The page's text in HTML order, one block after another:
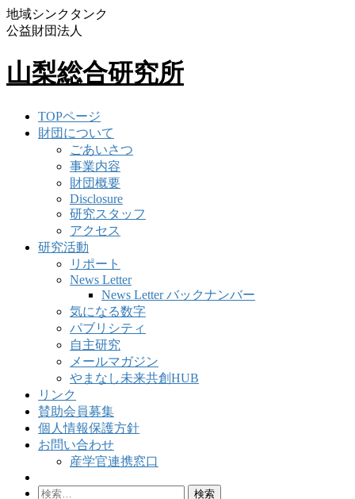
地域シンクタンク
公益財団法人
山梨総合研究所
TOPページ
財団について
ごあいさつ
事業内容
財団概要
Disclosure
研究スタッフ
アクセス
研究活動
リポート
News Letter
News Letter バックナンバー
気になる数字
パブリシティ
自主研究
メールマガジン
やまなし未来共創HUB
リンク
賛助会員募集
個人情報保護方針
お問い合わせ
産学官連携窓口
検